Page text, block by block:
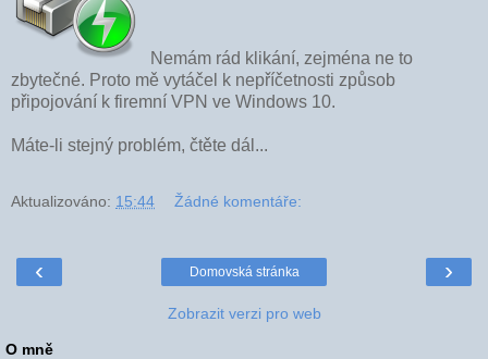
Nemám rád klikání, zejména ne to
zbytečné. Proto mě vytáčel k nepříčetnosti způsob
připojování k firemní VPN ve Windows 10.
Máte-li stejný problém, čtěte dál...
Aktualizováno: 15:44 Žádné komentáře:
‹ ›
Domovská stránka
Zobrazit verzi pro web
O mně